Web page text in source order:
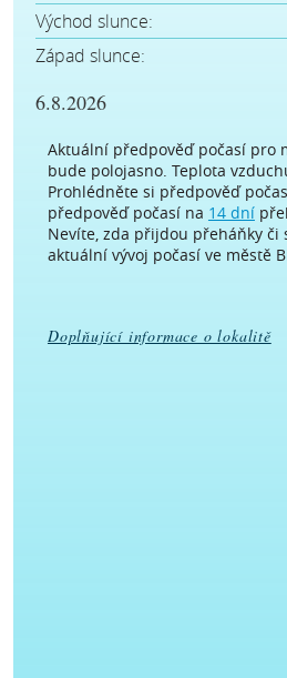
Východ slunce:
Západ slunce:
6.8.2026
Aktuální předpověď počasí pro
bude polojasno. Teplota
Prohlédněte si předpověď
předpověď počasí na 14 dní
Nevíte, zda přijdou přeháňky či
aktuální vývoj počasí ve městě
Doplňující informace o lokalitě